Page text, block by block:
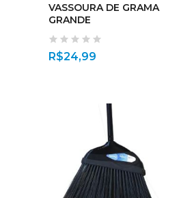
VASSOURA DE GRAMA
GRANDE
R$24,99